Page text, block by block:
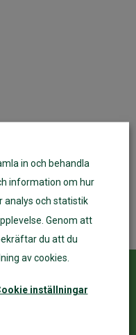
Login
in och behandla
information om hur
analys och statistik
Genom att
du att du
av cookies.
inställningar